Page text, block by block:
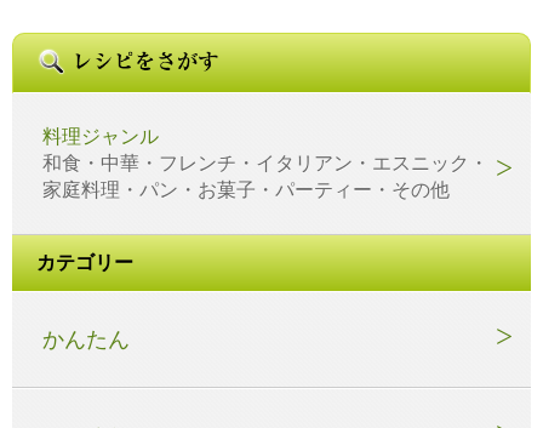
料理ジャンル
和食・中華・フレンチ・イタリアン・エスニック・
家庭料理・パン・お菓子・パーティー・その他
カテゴリー
かんたん